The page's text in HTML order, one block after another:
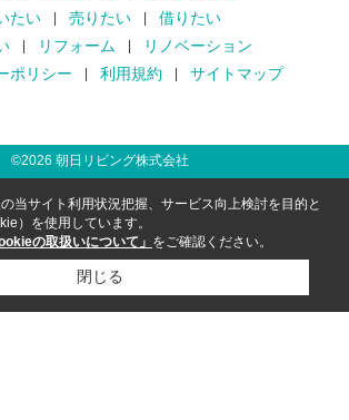
たい
売りたい
借りたい
リフォーム
リノベーション
ポリシー
利用規約 サイトマップ
©2026 朝日リビング株式会社
当サイト利用状況把握、サービス向上検討を目的と
）を使用しています。
の取扱いについて」 をご確認ください。
閉じる